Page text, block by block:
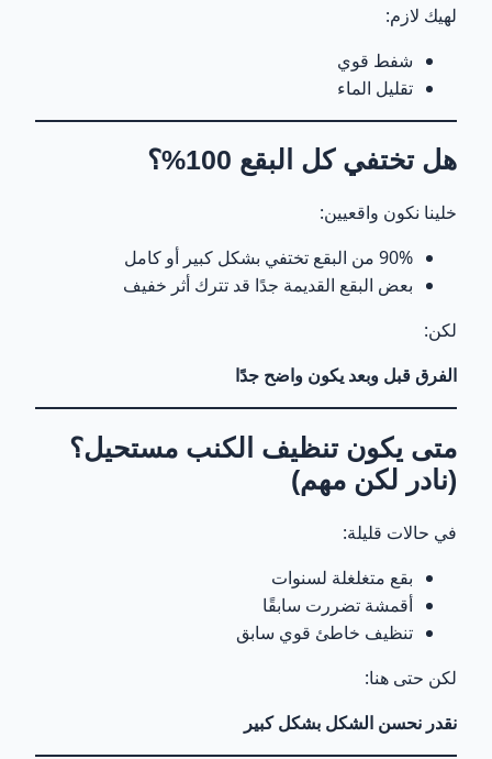
لهيك لازم:
شفط قوي
تقليل الماء
هل تختفي كل البقع 100%؟
خلينا نكون واقعيين:
90% من البقع تختفي بشكل كبير أو كامل
بعض البقع القديمة جدًا قد تترك أثر خفيف
لكن:
الفرق قبل وبعد يكون واضح جدًا
متى يكون تنظيف الكنب مستحيل؟
(نادر لكن مهم)
في حالات قليلة:
بقع متغلغلة لسنوات
أقمشة تضررت سابقًا
تنظيف خاطئ قوي سابق
لكن حتى هنا:
نقدر نحسن الشكل بشكل كبير